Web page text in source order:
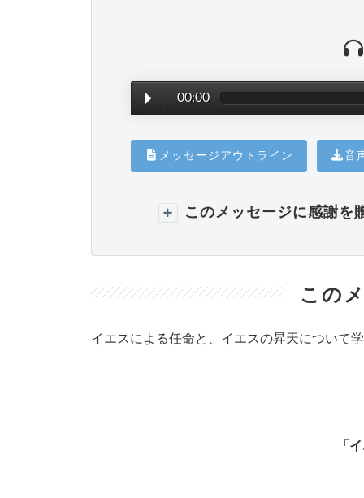
00:00
メッセージアウトライン 音
このメッセージに感謝を
この
イエスによる任命と、イエスの昇天について
「